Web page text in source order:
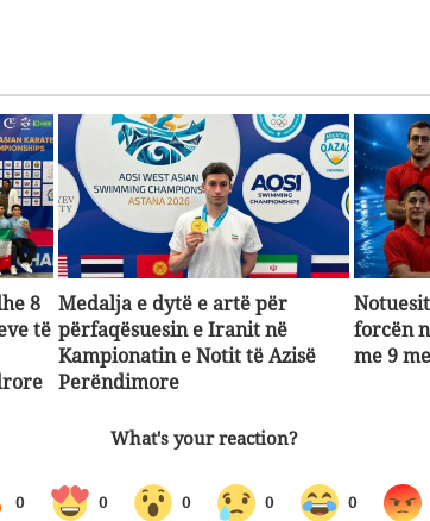
8
të
Medalja e dytë e artë për
përfaqësuesin e Iranit në
Kampionatin e Notit të Azisë
Perëndimore
forcën
me 9